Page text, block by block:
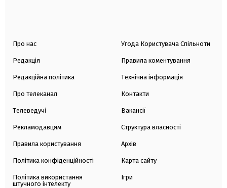
Про нас
Редакція
Редакційна політика
Про телеканал
Телеведучі
Рекламодавцям
Правила користування
Політика конфіденційності
Політика використання
штучного інтелекту
Угода Користувача Спільноти
Правила коментування
Технічна інформація
Контакти
Вакансії
Структура власності
Архів
Карта сайту
Ігри